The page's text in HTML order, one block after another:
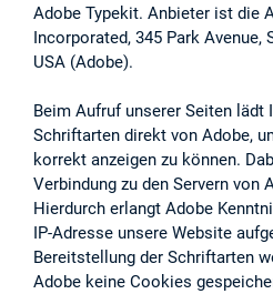
Adobe Typekit. Anbieter ist die
Incorporated, 345 Park Avenue,
USA (Adobe).
Beim Aufruf unserer Seiten lädt
Schriftarten direkt von Adobe,
korrekt anzeigen zu können.
Verbindung zu den Servern von
Hierdurch erlangt Adobe
IP-Adresse unsere Website
Bereitstellung der Schriftarten
Adobe keine Cookies